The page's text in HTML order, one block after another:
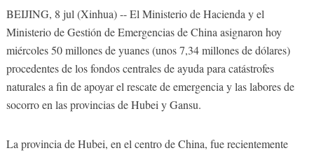
BEIJING, 8 jul (Xinhua) -- El Ministerio de Hacienda y el
Ministerio de Gestión de Emergencias de China asignaron hoy
miércoles 50 millones de yuanes (unos 7,34 millones de dólares)
procedentes de los fondos centrales de ayuda para catástrofes
naturales a fin de apoyar el rescate de emergencia y las labores de
socorro en las provincias de Hubei y Gansu.
La provincia de Hubei, en el centro de China, fue recientemente